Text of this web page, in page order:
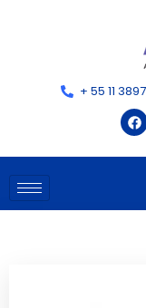
+ 55 11